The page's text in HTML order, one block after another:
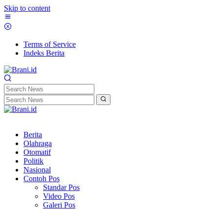
Skip to content
Terms of Service
Indeks Berita
Berita
Olahraga
Otomatif
Politik
Nasional
Contoh Pos
Standar Pos
Video Pos
Galeri Pos